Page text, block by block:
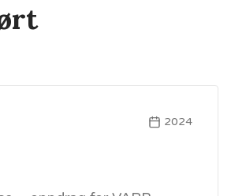
2024